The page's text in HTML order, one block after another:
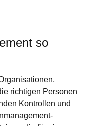
so
richtigen Personen
Kontrollen und